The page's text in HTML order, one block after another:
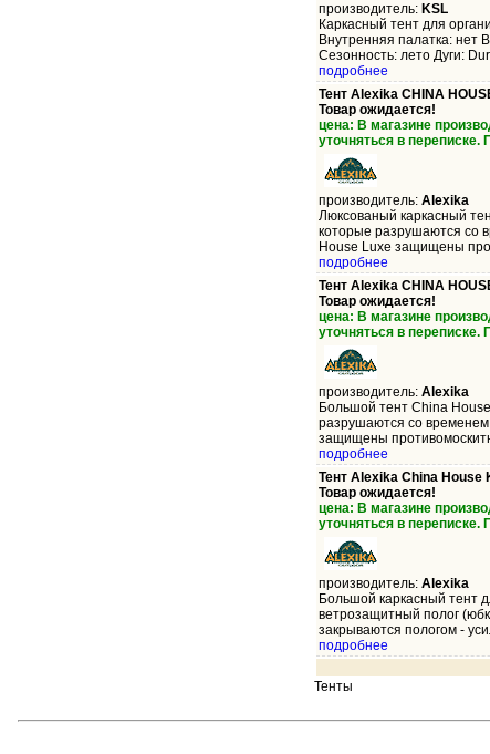
производитель: KSL
Каркасный тент для
Внутренняя палатка: нет
Сезонность: лето Дуги:
подробнее
Тент Alexika CHINA
Товар ожидается!
цена: В магазине
уточняться в
производитель: Alexika
Люксованый каркасный
которые разрушаются со
House Luxe защищены
подробнее
Тент Alexika CHINA
Товар ожидается!
цена: В магазине
уточняться в
производитель: Alexika
Большой тент China
разрушаются со
защищены
подробнее
Тент Alexika China House
Товар ожидается!
цена: В магазине
уточняться в
производитель: Alexika
Большой каркасный тент
ветрозащитный полог
закрываются пологом -
подробнее
Тенты